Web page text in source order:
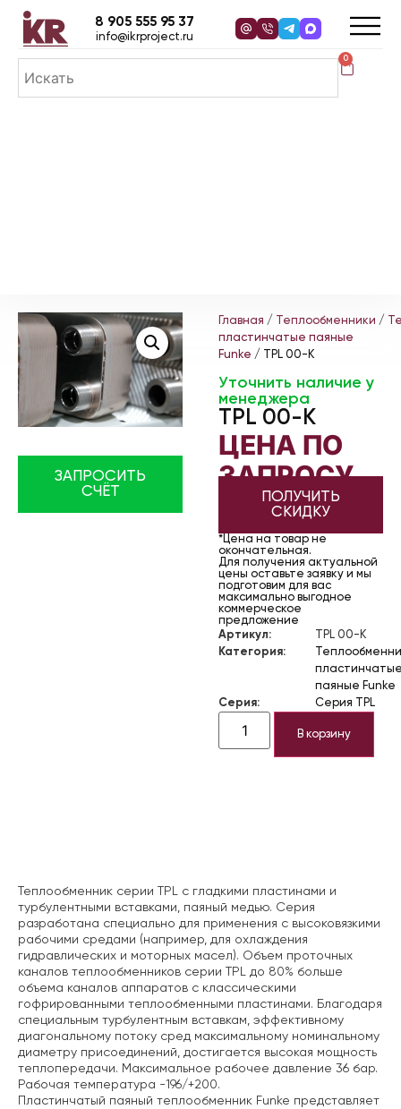
0
8 905 555 95 37
info@ikrproject.ru
ЗАПРОСИТЬ
СЧЁТ
Главная / Теплообменники /
пластинчатые паяные
Funke / TPL 00-K
Уточнить наличие у
менеджера
TPL 00-K
ЦЕНА ПО
ЗАПРОСУ
ПОЛУЧИТЬ
СКИДКУ
*Цена на товар не
окончательная.
Для получения актуальной
цены оставьте заявку и мы
подготовим для вас
максимально выгодное
коммерческое
предложение
Артикул:
TPL 00-K
Категория:
паяные Funke
Серия:
Серия TPL
В корзину
Теплообменник серии TPL с гладкими пластинами и
турбулентными вставками, паяный медью. Серия
разработана специально для применения с высоковязкими
рабочими средами (например, для охлаждения
гидравлических и моторных масел). Объем проточных
каналов теплообменников серии TPL до 80% больше
объема каналов аппаратов с классическими
гофрированными теплообменными пластинами. Благодаря
специальным турбулентным вставкам, эффективному
диагональному потоку сред максимальному номинальному
диаметру присоединений, достигается высокая мощность
теплопередачи. Максимальное рабочее давление 36 бар.
Рабочая температура -196/+200.
Пластинчатый паяный теплообменник Funke представляет